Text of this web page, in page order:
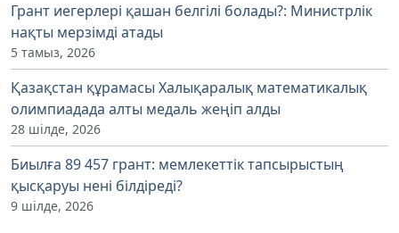
Грант иегерлері қашан белгілі болады?: Министрлік
нақты мерзімді атады
5 тамыз, 2026
Қазақстан құрамасы Халықаралық математикалық
олимпиадада алты медаль жеңіп алды
28 шілде, 2026
Биылға 89 457 грант: мемлекеттік тапсырыстың
қысқаруы нені білдіреді?
9 шілде, 2026